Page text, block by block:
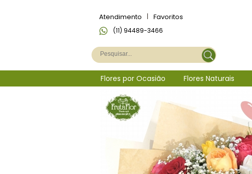
Atendimento | Favoritos
(11) 94489-3466
Flores por Ocasião Flores Naturais